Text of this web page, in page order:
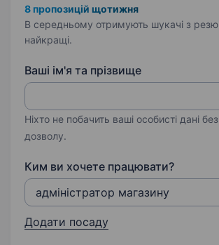
8 пропозицій щотижня
В середньому отримують шукачі з
найкращі.
Ваші ім'я та прізвище
Ніхто не побачить ваші особисті дані
дозволу.
Ким ви хочете працювати?
Додати посаду